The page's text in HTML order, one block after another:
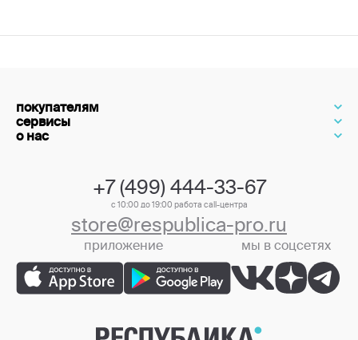
покупателям
сервисы
о нас
+7 (499) 444-33-67
с 10:00 до 19:00 работа call-центра
store@respublica-pro.ru
приложение мы в соцсетях